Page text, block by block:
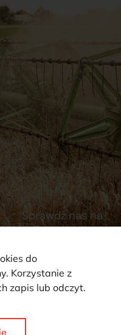
Sprawdź nas na
prawa zastrzeżone ©
do
Korzystanie z
zapis lub odczyt.